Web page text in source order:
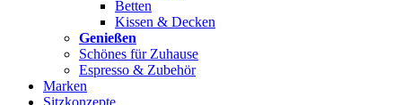
Betten
Kissen & Decken
Genießen
Schönes für Zuhause
Espresso & Zubehör
Marken
Sitzkonzepte